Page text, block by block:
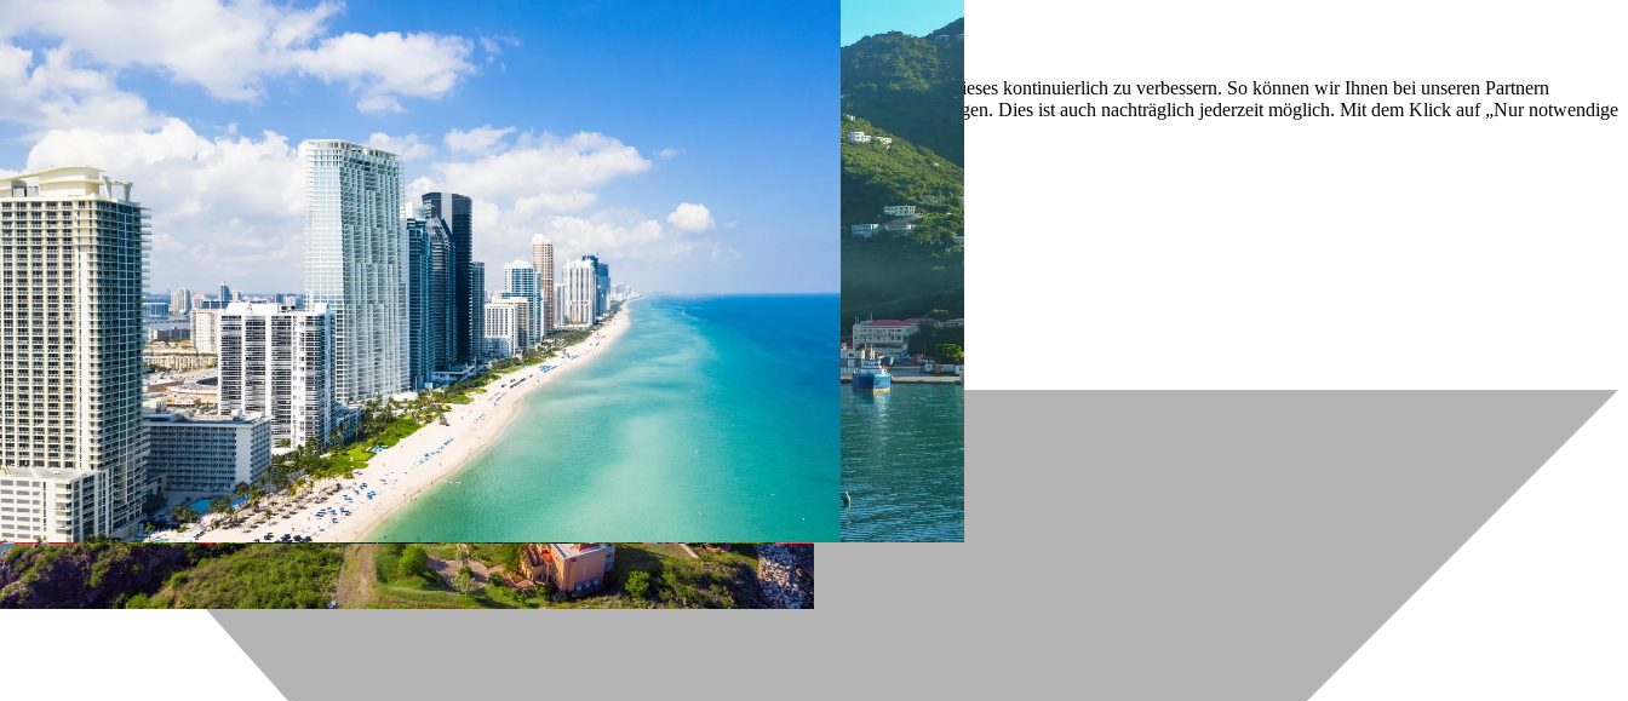
Unvergleichlich lecker
Mit dem Klick auf „geht klar” ermöglichen Sie uns Ihnen über Cookies ein verbessertes Nutzungserlebnis zu servieren und dieses kontinuierlich zu verbessern. So können wir Ihnen bei unseren Partnern
personalisierte Werbung und passende Angebote anzeigen. Über „anpassen” können Sie Ihre persönlichen Präferenzen festlegen. Dies ist auch nachträglich jederzeit möglich. Mit dem Klick auf „Nur notwendige
Cookies” werden lediglich technisch notwendige Cookies gespeichert.
Anpassen
Datenschutzerklärung
Cookierichtlinie
Impressum
« zurück
Ihre Cookie-Präferenzen verwalten
Wählen Sie, welche Cookies Sie auf check24.de akzeptieren.
Die Cookierichtlinie finden Siehier.
Notwendig